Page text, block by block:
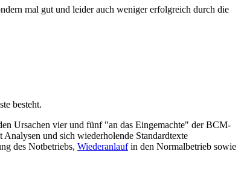
mal gut und leider auch weniger erfolgreich durch die
besteht.
Ursachen vier und fünf "an das Eingemachte" der BCM-
und sich wiederholende Standardtexte
des Notbetriebs, Wiederanlaufin den Normalbetrieb sowie